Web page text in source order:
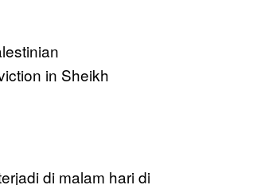
in Sheikh
di malam hari di